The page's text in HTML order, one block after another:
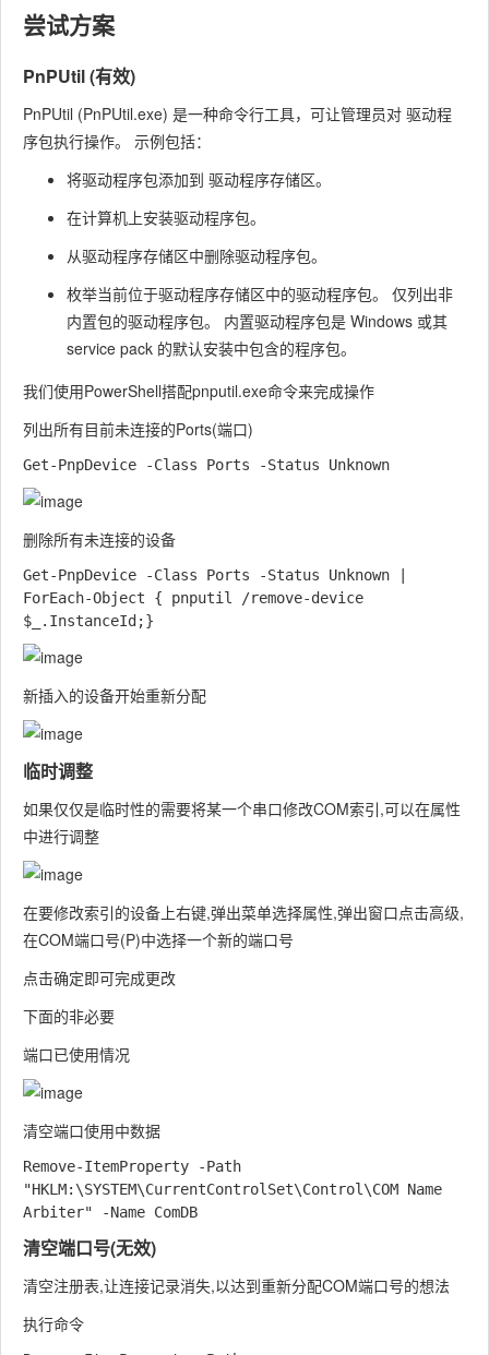
尝试方案
PnPUtil (有效)
PnPUtil (PnPUtil.exe) 是一种命令行工具，可让管理员对 驱动程
序包执行操作。 示例包括：
将驱动程序包添加到 驱动程序存储区。
在计算机上安装驱动程序包。
从驱动程序存储区中删除驱动程序包。
枚举当前位于驱动程序存储区中的驱动程序包。 仅列出非
内置包的驱动程序包。 内置驱动程序包是 Windows 或其
service pack 的默认安装中包含的程序包。
我们使用PowerShell搭配pnputil.exe命令来完成操作
列出所有目前未连接的Ports(端口)
删除所有未连接的设备
Get-PnpDevice -Class Ports -Status Unknown |
ForEach-Object { pnputil /remove-device
新插入的设备开始重新分配
临时调整
如果仅仅是临时性的需要将某一个串口修改COM索引,可以在属性
中进行调整
在要修改索引的设备上右键,弹出菜单选择属性,弹出窗口点击高级,
在COM端口号(P)中选择一个新的端口号
点击确定即可完成更改
下面的非必要
端口已使用情况
清空端口使用中数据
Remove-ItemProperty -Path
"HKLM:\SYSTEM\CurrentControlSet\Control\COM Name
清空端口号(无效)
清空注册表,让连接记录消失,以达到重新分配COM端口号的想法
执行命令